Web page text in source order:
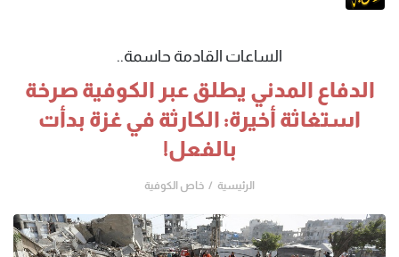
الساعات القادمة حاسمة..
الدفاع المدني يطلق عبر الكوفية صرخة
استغاثة أخيرة: الكارثة في غزة بدأت
بالفعل!
الرئيسية خاص الكوفية